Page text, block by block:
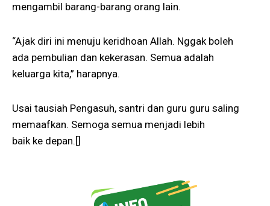
mengambil barang-barang orang lain.
“Ajak diri ini menuju keridhoan Allah. Nggak boleh
ada pembulian dan kekerasan. Semua adalah
keluarga kita,” harapnya.
Usai tausiah Pengasuh, santri dan guru guru saling
memaafkan. Semoga semua menjadi lebih
baik ke depan.[]